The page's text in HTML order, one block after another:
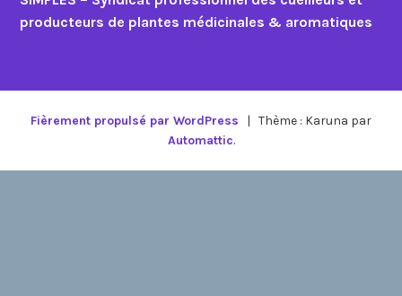
producteurs de plantes médicinales & aromatiques
Fièrement propulsé par WordPress | Thème : Karuna par
Automattic.